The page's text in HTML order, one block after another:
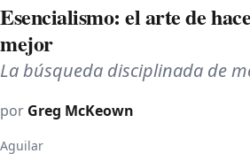
Esencialismo: el arte de
mejor
La búsqueda disciplinada de
por Greg McKeown
Aguilar